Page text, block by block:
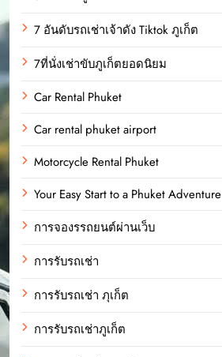
7 อันดับรถเช่าเจ้าดัง Tiktok ภูเก็ต
7ที่นั่งเช่าขับภูเก็ตยอดนิยม
Car Rental Phuket
Car rental phuket airport
Motorcycle Rental Phuket
Your Easy Start to a Phuket Adventure
การจองรรถยนต์ผ่านเว็บ
การรับรถเช่า
การรับรถเช่า ภุเก็ต
การรับรถเช่าภูเก็ต